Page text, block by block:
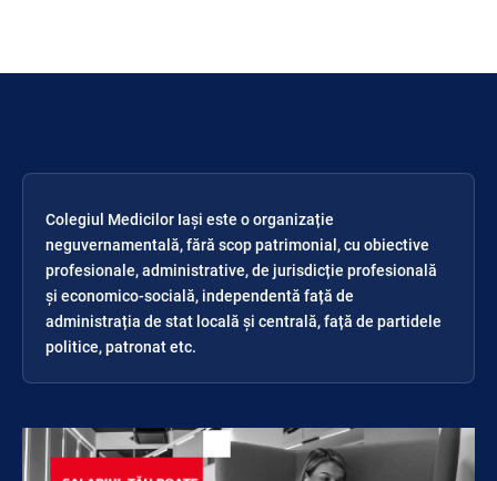
Colegiul Medicilor Iași este o organizație
neguvernamentală, fără scop patrimonial, cu obiective
profesionale, administrative, de jurisdicție profesională
și economico-socială, independentă față de
administrația de stat locală și centrală, față de partidele
politice, patronat etc.